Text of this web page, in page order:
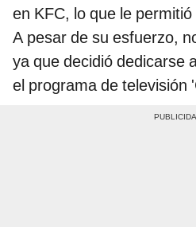
en KFC, lo que le
A pesar de su esfuerzo,
ya que decidió dedicarse
el programa de televisión